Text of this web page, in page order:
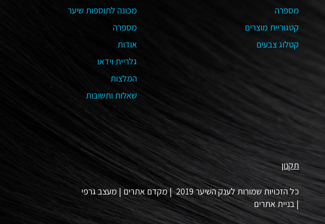
מספרה
קטגוריית מוצרים
קטלוג צבעים
מכונה לתוספות שיער
מספרה
אודות
גלריית וידאו
המלצות
שאלות ותשובות
תקנון
כל הזכויות שמורות לענק השיער 2019 | מקדם אתרים | מעצב גרפי
|בניית אתרים